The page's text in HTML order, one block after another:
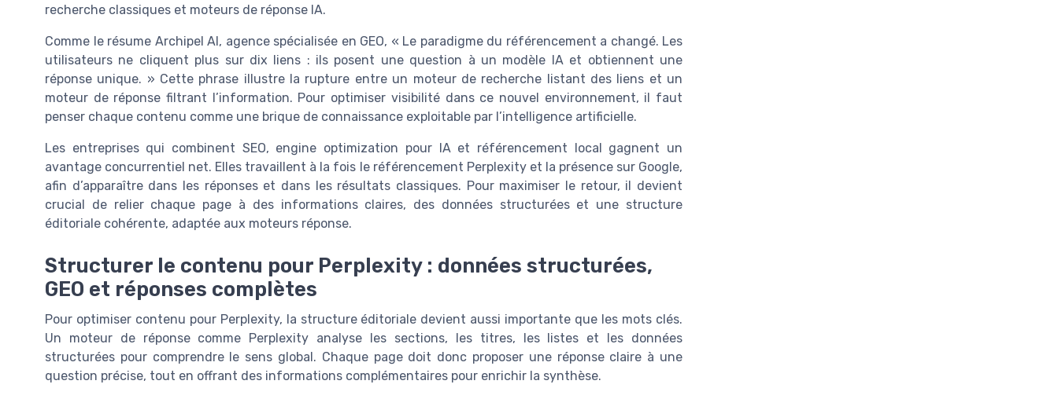
recherche classiques et moteurs de réponse IA.
Comme le résume Archipel AI, agence spécialisée en GEO, « Le paradigme du référencement a changé. Les
utilisateurs ne cliquent plus sur dix liens : ils posent une question à un modèle IA et obtiennent une
réponse unique. » Cette phrase illustre la rupture entre un moteur de recherche listant des liens et un
moteur de réponse filtrant l’information. Pour optimiser visibilité dans ce nouvel environnement, il faut
penser chaque contenu comme une brique de connaissance exploitable par l’intelligence artificielle.
Les entreprises qui combinent SEO, engine optimization pour IA et référencement local gagnent un
avantage concurrentiel net. Elles travaillent à la fois le référencement Perplexity et la présence sur Google,
afin d’apparaître dans les réponses et dans les résultats classiques. Pour maximiser le retour, il devient
crucial de relier chaque page à des informations claires, des données structurées et une structure
éditoriale cohérente, adaptée aux moteurs réponse.
Structurer le contenu pour Perplexity : données structurées,
GEO et réponses complètes
Pour optimiser contenu pour Perplexity, la structure éditoriale devient aussi importante que les mots clés.
Un moteur de réponse comme Perplexity analyse les sections, les titres, les listes et les données
structurées pour comprendre le sens global. Chaque page doit donc proposer une réponse claire à une
question précise, tout en offrant des informations complémentaires pour enrichir la synthèse.